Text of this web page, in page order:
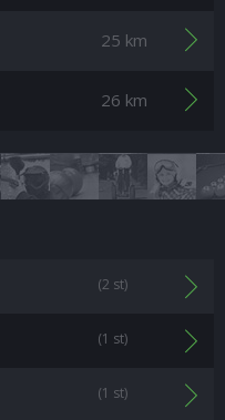
25 km
26 km
(2 st)
(1 st)
(1 st)